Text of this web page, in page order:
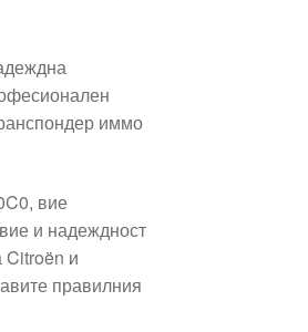
иммо
вие
и надеждност
Citroën и
правилния